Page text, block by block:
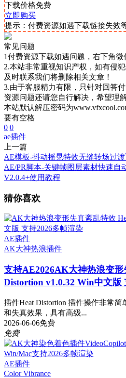
下载价格免费
立即购买
提示：付费资源如遇下载链接失效
常见问题
1付费资源下载如遇问题，右下角微
2.本站非常重视知识产权，如有侵
及时联系我们将删除相关文章！
3.由于客服精力有限，只针对回答
资源问题还请您自行解决，希望理解
本站默认解压密码为
要有空格
0 0
ae插件
上一篇
AE模板-抖动摇晃特效无缝转场过渡
AE/PR脚本-关键帧图层素材快速自
V2.0.4+使用教程
猜你喜欢
AE插件
AK大神热浪插件
支持AE2026AK大神热浪变形
Distortion v1.0.32 Win中文版
插件Heat Distortion 插件操作非常
和失真效果，具有高级...
2026-06-06免费
免费
AE插件
Color Vibrance